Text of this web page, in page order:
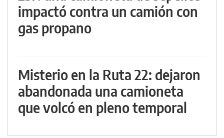
impactó contra un camión con
gas propano
Misterio en la Ruta 22: dejaron
abandonada una camioneta
que volcó en pleno temporal